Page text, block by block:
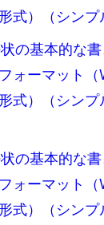
式）（シンプ
の基本的な書
ォーマット（
形式）（シン
の基本的な書
ォーマット（
形式）（シン